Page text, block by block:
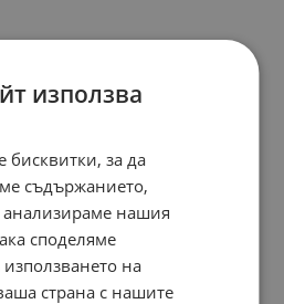
използва
бисквитки, за да
съдържанието,
анализираме нашия
споделяме
на
страна с нашите